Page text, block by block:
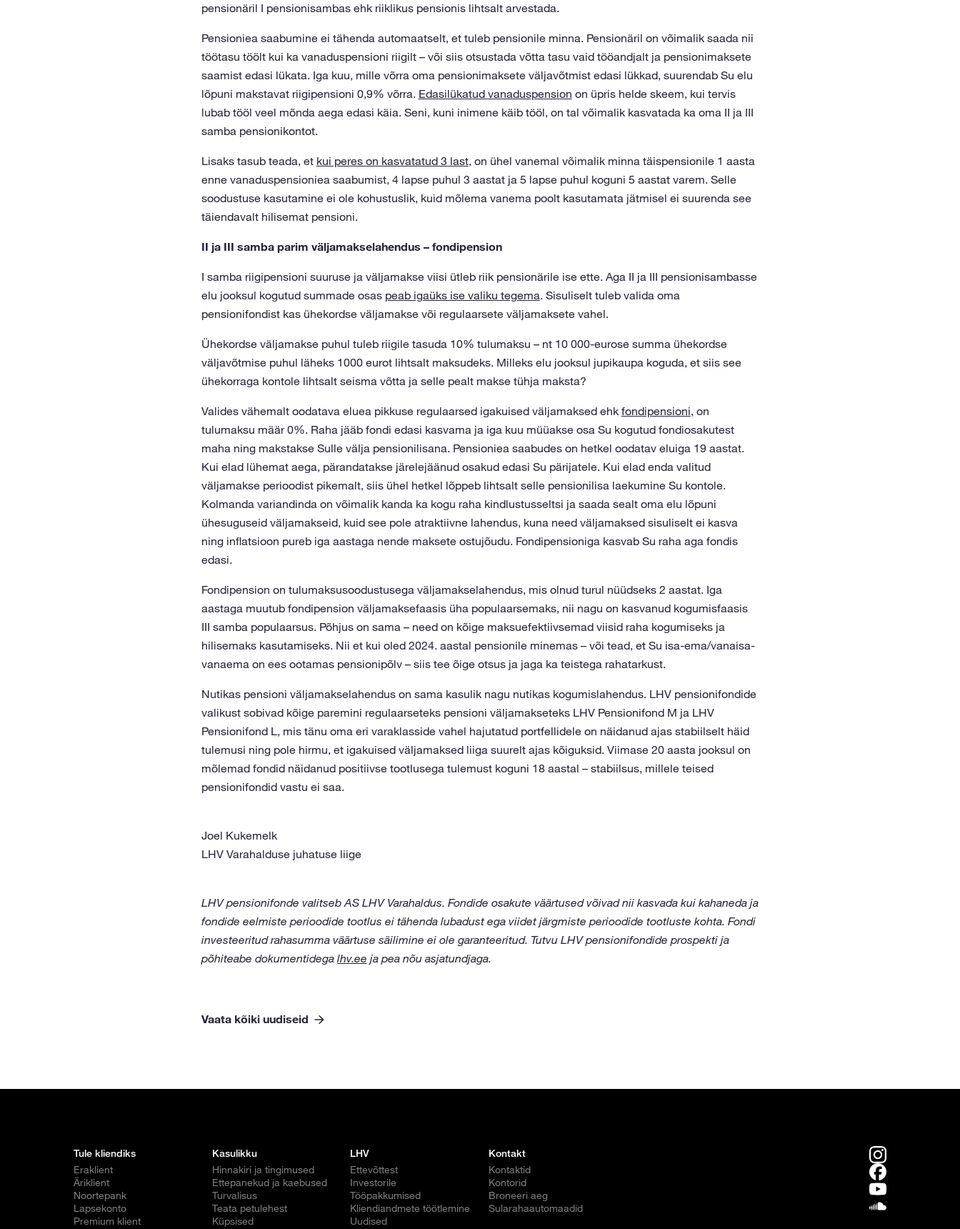
pensionäril I pensionisambas ehk riiklikus pensionis lihtsalt arvestada.
Pensioniea saabumine ei tähenda automaatselt, et tuleb pensionile minna. Pensionäril on võimalik saada nii
töötasu töölt kui ka vanaduspensioni riigilt – või siis otsustada võtta tasu vaid tööandjalt ja pensionimaksete
saamist edasi lükata. Iga kuu, mille võrra oma pensionimaksete väljavõtmist edasi lükkad, suurendab Su elu
lõpuni makstavat riigipensioni 0,9% võrra. Edasilükatud vanaduspension on üpris helde skeem, kui tervis
lubab tööl veel mõnda aega edasi käia. Seni, kuni inimene käib tööl, on tal võimalik kasvatada ka oma II ja III
samba pensionikontot.
Lisaks tasub teada, et kui peres on kasvatatud 3 last, on ühel vanemal võimalik minna täispensionile 1 aasta
enne vanaduspensioniea saabumist, 4 lapse puhul 3 aastat ja 5 lapse puhul koguni 5 aastat varem. Selle
soodustuse kasutamine ei ole kohustuslik, kuid mõlema vanema poolt kasutamata jätmisel ei suurenda see
täiendavalt hilisemat pensioni.
II ja III samba parim väljamakselahendus – fondipension
I samba riigipensioni suuruse ja väljamakse viisi ütleb riik pensionärile ise ette. Aga II ja III pensionisambasse
elu jooksul kogutud summade osas peab igaüks ise valiku tegema. Sisuliselt tuleb valida oma
pensionifondist kas ühekordse väljamakse või regulaarsete väljamaksete vahel.
Ühekordse väljamakse puhul tuleb riigile tasuda 10% tulumaksu – nt 10 000-eurose summa ühekordse
väljavõtmise puhul läheks 1000 eurot lihtsalt maksudeks. Milleks elu jooksul jupikaupa koguda, et siis see
ühekorraga kontole lihtsalt seisma võtta ja selle pealt makse tühja maksta?
Valides vähemalt oodatava eluea pikkuse regulaarsed igakuised väljamaksed ehk fondipensioni, on
tulumaksu määr 0%. Raha jääb fondi edasi kasvama ja iga kuu müüakse osa Su kogutud fondiosakutest
maha ning makstakse Sulle välja pensionilisana. Pensioniea saabudes on hetkel oodatav eluiga 19 aastat.
Kui elad lühemat aega, pärandatakse järelejäänud osakud edasi Su pärijatele. Kui elad enda valitud
väljamakse perioodist pikemalt, siis ühel hetkel lõppeb lihtsalt selle pensionilisa laekumine Su kontole.
Kolmanda variandinda on võimalik kanda ka kogu raha kindlustusseltsi ja saada sealt oma elu lõpuni
ühesuguseid väljamakseid, kuid see pole atraktiivne lahendus, kuna need väljamaksed sisuliselt ei kasva
ning inflatsioon pureb iga aastaga nende maksete ostujõudu. Fondipensioniga kasvab Su raha aga fondis
edasi.
Fondipension on tulumaksusoodustusega väljamakselahendus, mis olnud turul nüüdseks 2 aastat. Iga
aastaga muutub fondipension väljamaksefaasis üha populaarsemaks, nii nagu on kasvanud kogumisfaasis
III samba populaarsus. Põhjus on sama – need on kõige maksuefektiivsemad viisid raha kogumiseks ja
hilisemaks kasutamiseks. Nii et kui oled 2024. aastal pensionile minemas – või tead, et Su isa-ema/vanaisa-
vanaema on ees ootamas pensionipõlv – siis tee õige otsus ja jaga ka teistega rahatarkust.
Nutikas pensioni väljamakselahendus on sama kasulik nagu nutikas kogumislahendus. LHV pensionifondide
valikust sobivad kõige paremini regulaarseteks pensioni väljamakseteks LHV Pensionifond M ja LHV
Pensionifond L, mis tänu oma eri varaklasside vahel hajutatud portfellidele on näidanud ajas stabiilselt häid
tulemusi ning pole hirmu, et igakuised väljamaksed liiga suurelt ajas kõiguksid. Viimase 20 aasta jooksul on
mõlemad fondid näidanud positiivse tootlusega tulemust koguni 18 aastal – stabiilsus, millele teised
pensionifondid vastu ei saa.
Joel Kukemelk
LHV Varahalduse juhatuse liige
LHV pensionifonde valitseb AS LHV Varahaldus. Fondide osakute väärtused võivad nii kasvada kui kahaneda ja
fondide eelmiste perioodide tootlus ei tähenda lubadust ega viidet järgmiste perioodide tootluste kohta. Fondi
investeeritud rahasumma väärtuse säilimine ei ole garanteeritud. Tutvu LHV pensionifondide prospekti ja
põhiteabe dokumentidega lhv.ee ja pea nõu asjatundjaga.
Vaata kõiki uudiseid
Tule kliendiks
Eraklient
Äriklient
Noortepank
Lapsekonto
Premium klient
Kasulikku
Hinnakiri ja tingimused
Ettepanekud ja kaebused
Turvalisus
Teata petulehest
Küpsised
LHV
Ettevõttest
Investorile
Tööpakkumised
Kliendiandmete töötlemine
Uudised
Kontakt
Kontaktid
Kontorid
Broneeri aeg
Sularahaautomaadid